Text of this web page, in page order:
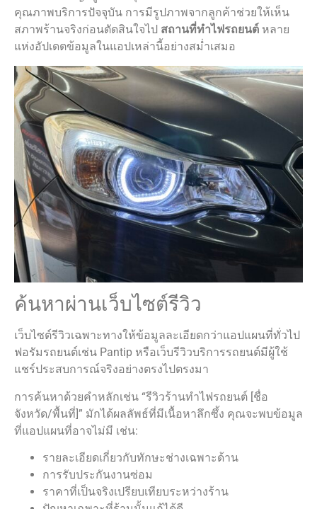
คุณภาพบริการปัจจุบัน การมีรูปภาพจากลูกค้าช่วยให้เห็น
สภาพร้านจริงก่อนตัดสินใจไป สถานที่ทําไฟรถยนต์ หลาย
แห่งอัปเดตข้อมูลในแอปเหล่านี้อย่างสม่ำเสมอ
ค้นหาผ่านเว็บไซต์รีวิว
เว็บไซต์รีวิวเฉพาะทางให้ข้อมูลละเอียดกว่าแอปแผนที่ทั่วไป
ฟอรัมรถยนต์เช่น Pantip หรือเว็บรีวิวบริการรถยนต์มีผู้ใช้
แชร์ประสบการณ์จริงอย่างตรงไปตรงมา
การค้นหาด้วยคำหลักเช่น “รีวิวร้านทำไฟรถยนต์ [ชื่อ
จังหวัด/พื้นที่]” มักได้ผลลัพธ์ที่มีเนื้อหาลึกซึ้ง คุณจะพบข้อมูล
ที่แอปแผนที่อาจไม่มี เช่น:
รายละเอียดเกี่ยวกับทักษะช่างเฉพาะด้าน
การรับประกันงานซ่อม
ราคาที่เป็นจริงเปรียบเทียบระหว่างร้าน